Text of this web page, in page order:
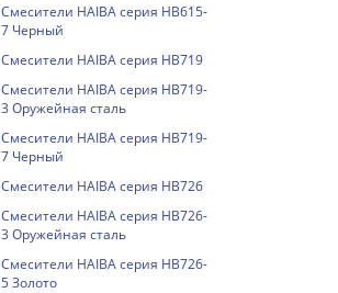
Смесители HAIBA серия HB615-
7 Черный
Смесители HAIBA серия HB719
Смесители HAIBA серия HB719-
3 Оружейная сталь
Смесители HAIBA серия HB719-
7 Черный
Смесители HAIBA серия HB726
Смесители HAIBA серия HB726-
3 Оружейная сталь
Смесители HAIBA серия HB726-
5 Золото